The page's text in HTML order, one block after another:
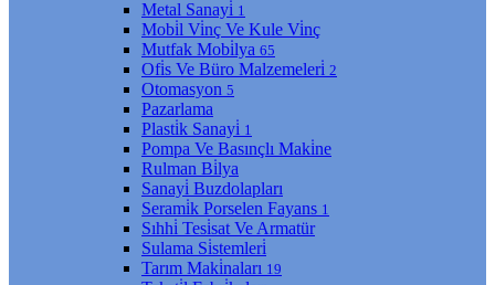
Metal Sanayi̇ 1
Mobi̇l Vi̇nç Ve Kule Vi̇nç
Mutfak Mobi̇lya 65
Ofi̇s Ve Büro Malzemeleri̇ 2
Otomasyon 5
Pazarlama
Plasti̇k Sanayi̇ 1
Pompa Ve Basınçlı Maki̇ne
Rulman Bi̇lya
Sanayi̇ Buzdolapları
Serami̇k Porselen Fayans 1
Sıhhi̇ Tesi̇sat Ve Armatür
Sulama Si̇stemleri̇
Tarım Maki̇naları 19